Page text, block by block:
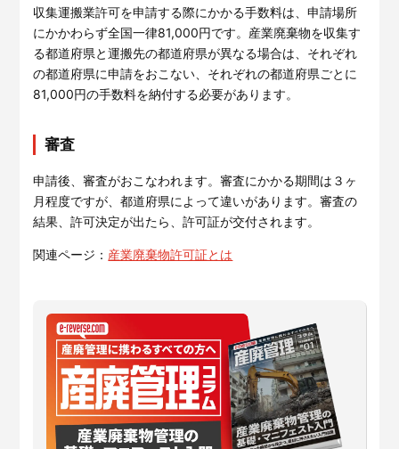
収集運搬業許可を申請する際にかかる手数料は、申請場所
にかかわらず全国一律81,000円です。産業廃棄物を収集す
る都道府県と運搬先の都道府県が異なる場合は、それぞれ
の都道府県に申請をおこない、それぞれの都道府県ごとに
81,000円の手数料を納付する必要があります。
審査
申請後、審査がおこなわれます。審査にかかる期間は３ヶ
月程度ですが、都道府県によって違いがあります。審査の
結果、許可決定が出たら、許可証が交付されます。
関連ページ： 産業廃棄物許可証とは
産廃管理に携わるすべての方へ
産廃管理に関連する人気記事をピックアップしました。記事